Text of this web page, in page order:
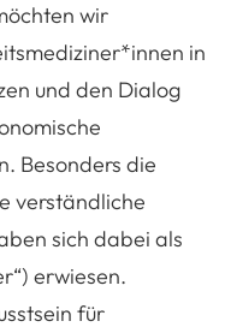
wir
in
und den Dialog
Besonders die
verständliche
sich dabei als
erwiesen.
für